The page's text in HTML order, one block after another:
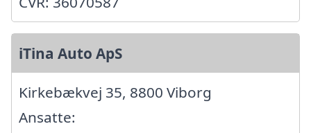
iTina Auto ApS
Kirkebækvej 35, 8800 Viborg
Ansatte: